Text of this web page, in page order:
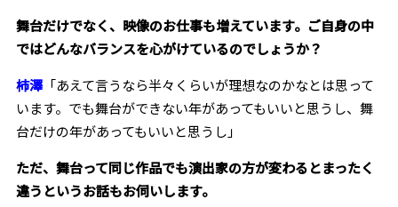
――舞台だけでなく、映像のお仕事も増えています。ご自身の中
ではどんなバランスを心がけているのでしょうか？
柿澤「あえて言うなら半々くらいが理想なのかなとは思って
います。でも舞台ができない年があってもいいと思うし、舞
台だけの年があってもいいと思うし」
――ただ、舞台って同じ作品でも演出家の方が変わるとまったく
違うというお話もお伺いします。